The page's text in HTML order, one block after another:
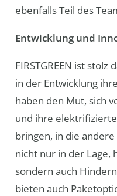
ebenfalls Teil des
Entwicklung und
FIRSTGREEN ist
in der Entwicklung
haben den Mut, sich
und ihre
bringen, in die
nicht nur in der Lage,
sondern auch
bieten auch